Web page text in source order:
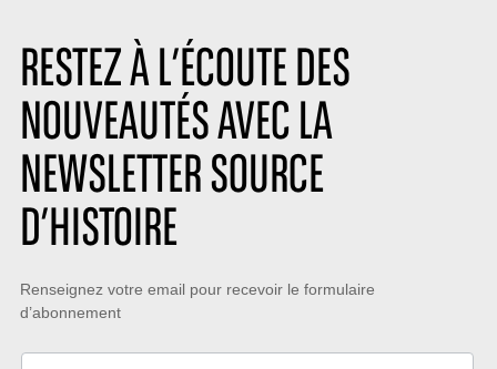
RESTEZ À L’ÉCOUTE DES
NOUVEAUTÉS AVEC LA
NEWSLETTER SOURCE
D’HISTOIRE
Restez
à
l’écoute
Renseignez votre email pour recevoir le formulaire
d’abonnement